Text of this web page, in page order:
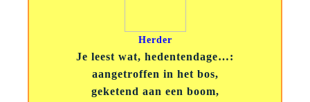
Herder
Je leest wat, hedentendage…:
aangetroffen in het bos,
geketend aan een boom,